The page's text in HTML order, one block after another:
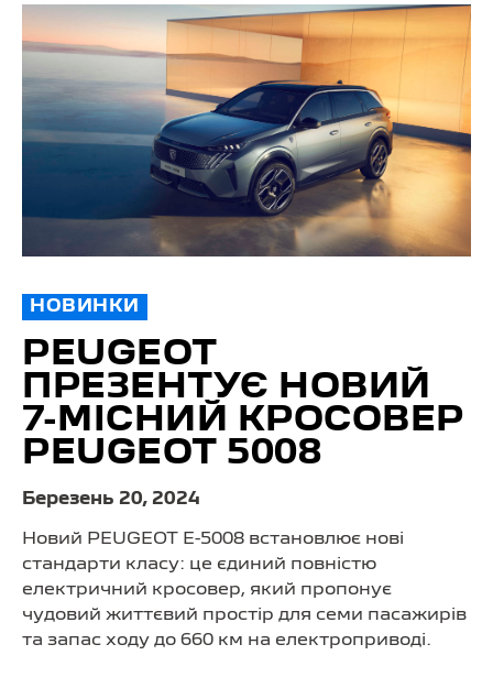
НОВИНКИ
PEUGEOT
ПРЕЗЕНТУЄ НОВИЙ
7⁠-⁠МІСНИЙ КРОСОВЕР
PEUGEOT 5008
Березень 20, 2024
Новий PEUGEOT E-5008 встановлює нові
стандарти класу: це єдиний повністю
електричний кросовер, який пропонує
чудовий життєвий простір для семи пасажирів
та запас ходу до 660 км на електроприводі.